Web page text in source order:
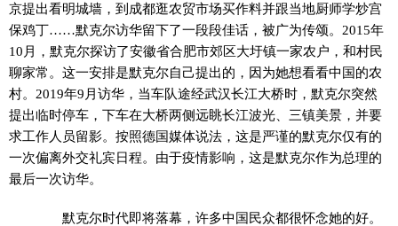
京提出看明城墙，到成都逛农贸市场买作料并跟当地厨师学炒宫
保鸡丁……默克尔访华留下了一段段佳话，被广为传颂。2015年
10月，默克尔探访了安徽省合肥市郊区大圩镇一家农户，和村民
聊家常。这一安排是默克尔自己提出的，因为她想看看中国的农
村。2019年9月访华，当车队途经武汉长江大桥时，默克尔突然
提出临时停车，下车在大桥两侧远眺长江波光、三镇美景，并要
求工作人员留影。按照德国媒体说法，这是严谨的默克尔仅有的
一次偏离外交礼宾日程。由于疫情影响，这是默克尔作为总理的
最后一次访华。
默克尔时代即将落幕，许多中国民众都很怀念她的好。